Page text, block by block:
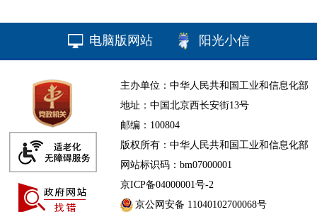
电脑版网站 阳光小信
主办单位：中华人民共和国工业和信息化部
地址：中国北京西长安街13号
邮编：100804
版权所有：中华人民共和国工业和信息化部
网站标识码：bm07000001
京ICP备04000001号-2
京公网安备 11040102700068号